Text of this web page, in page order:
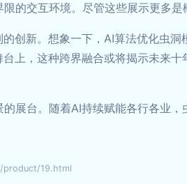
的交互环境。尽管这些展示更多
创新。想象一下，AI算法优化虫
上，这种跨界融合或将揭示未来
展台。随着AI持续赋能各行各业
product/19.html